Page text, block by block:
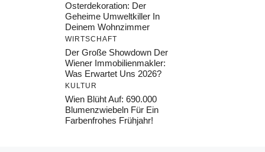
Osterdekoration: Der
Geheime Umweltkiller In
Deinem Wohnzimmer
WIRTSCHAFT
Der Große Showdown Der
Wiener Immobilienmakler:
Was Erwartet Uns 2026?
KULTUR
Wien Blüht Auf: 690.000
Blumenzwiebeln Für Ein
Farbenfrohes Frühjahr!